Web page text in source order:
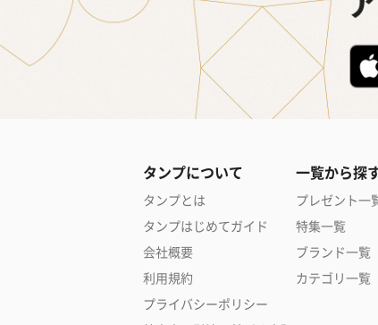
タンプについて
タンプとは
タンプはじめてガイド
会社概要
利用規約
プライバシーポリシー
一覧から探
プレゼント一
特集一覧
ブランド一覧
カテゴリ一覧